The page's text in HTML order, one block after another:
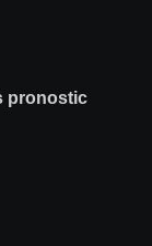
pronostic